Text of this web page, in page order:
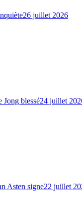
26 juillet 2026
Jong blessé24 juillet
Asten signe22 juillet